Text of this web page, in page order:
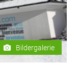
Bildergalerie